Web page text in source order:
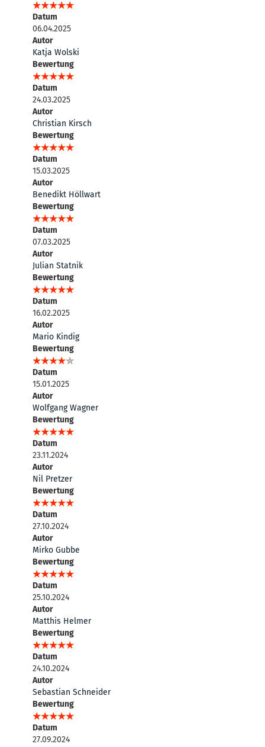
Datum
06.04.2025
Autor
Katja Wolski
Bewertung
Datum
24.03.2025
Autor
Christian Kirsch
Bewertung
Datum
15.03.2025
Autor
Benedikt Höllwart
Bewertung
Datum
07.03.2025
Autor
Julian Statnik
Bewertung
Datum
16.02.2025
Autor
Mario Kindig
Bewertung
Datum
15.01.2025
Autor
Wolfgang Wagner
Bewertung
Datum
23.11.2024
Autor
Nil Pretzer
Bewertung
Datum
27.10.2024
Autor
Mirko Gubbe
Bewertung
Datum
25.10.2024
Autor
Matthis Helmer
Bewertung
Datum
24.10.2024
Autor
Sebastian Schneider
Bewertung
Datum
27.09.2024